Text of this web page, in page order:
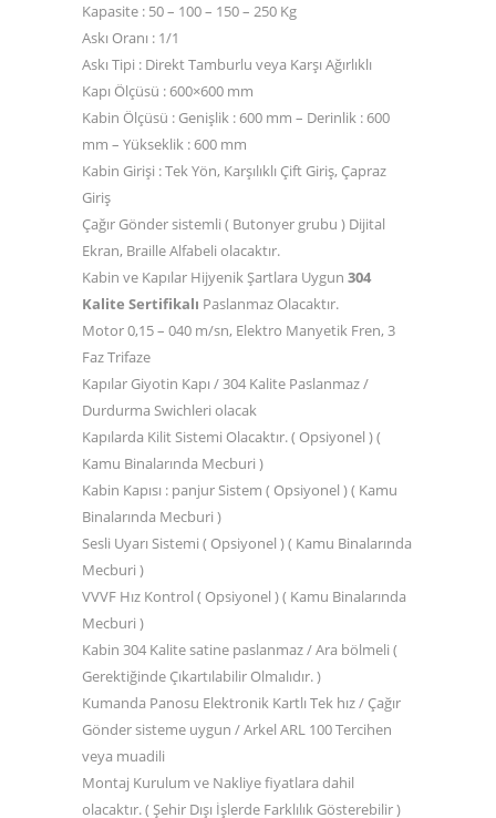
Kapasite : 50 – 100 – 150 – 250 Kg
Askı Oranı : 1/1
Askı Tipi : Direkt Tamburlu veya Karşı Ağırlıklı
Kapı Ölçüsü : 600×600 mm
Kabin Ölçüsü : Genişlik : 600 mm – Derinlik : 600
mm – Yükseklik : 600 mm
Kabin Girişi : Tek Yön, Karşılıklı Çift Giriş, Çapraz
Giriş
Çağır Gönder sistemli ( Butonyer grubu ) Dijital
Ekran, Braille Alfabeli olacaktır.
Kabin ve Kapılar Hijyenik Şartlara Uygun 304
Kalite Sertifikalı Paslanmaz Olacaktır.
Motor 0,15 – 040 m/sn, Elektro Manyetik Fren, 3
Faz Trifaze
Kapılar Giyotin Kapı / 304 Kalite Paslanmaz /
Durdurma Swichleri olacak
Kapılarda Kilit Sistemi Olacaktır. ( Opsiyonel ) (
Kamu Binalarında Mecburi )
Kabin Kapısı : panjur Sistem ( Opsiyonel ) ( Kamu
Binalarında Mecburi )
Sesli Uyarı Sistemi ( Opsiyonel ) ( Kamu Binalarında
Mecburi )
VVVF Hız Kontrol ( Opsiyonel ) ( Kamu Binalarında
Mecburi )
Kabin 304 Kalite satine paslanmaz / Ara bölmeli (
Gerektiğinde Çıkartılabilir Olmalıdır. )
Kumanda Panosu Elektronik Kartlı Tek hız / Çağır
Gönder sisteme uygun / Arkel ARL 100 Tercihen
veya muadili
Montaj Kurulum ve Nakliye fiyatlara dahil
olacaktır. ( Şehir Dışı İşlerde Farklılık Gösterebilir )